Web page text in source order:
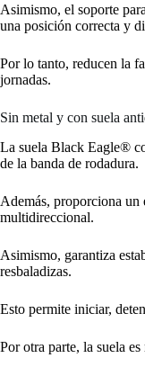
Asimismo, el soporte
una posición correcta y
Por lo tanto, reducen la
jornadas.
Sin metal y con suela
La suela Black Eagle®
de la banda de rodadura.
Además, proporciona un
multidireccional.
Asimismo, garantiza
resbaladizas.
Esto permite iniciar,
Por otra parte, la suela